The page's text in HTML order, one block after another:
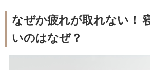
なぜか疲れが取れない！
いのはなぜ？